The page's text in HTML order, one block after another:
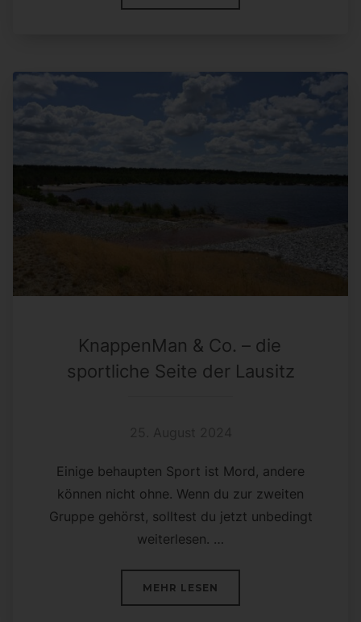
KnappenMan & Co. – die
sportliche Seite der Lausitz
Einige behaupten Sport ist Mord, andere
können nicht ohne. Wenn du zur zweiten
Gruppe gehörst, solltest du jetzt unbedingt
weiterlesen. …
MEHR ÜBER „KNAPPENMAN & CO. –
LESEN